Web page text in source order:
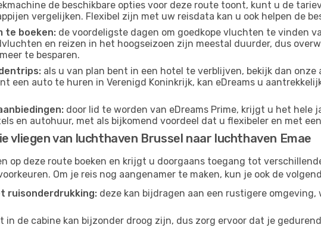
de beschikbare opties voor deze route toont, kunt u de
vergelijken. Flexibel zijn met uw reisdata kan u ook helpen de
te boeken: de voordeligste dagen om goedkope vluchten te vinden
en reizen in het hoogseizoen zijn meestal duurder, dus
te besparen.
als u van plan bent in een hotel te verblijven, bekijk dan
een auto te huren in Verenigd Koninkrijk, kan eDreams u
door lid te worden van eDreams Prime, krijgt u het hele
en autohuur, met als bijkomend voordeel dat u flexibeler en met
vliegen van luchthaven Brussel naar luchthaven Emae
op deze route boeken en krijgt u doorgaans toegang tot
Om je reis nog aangenamer te maken, kun je ook de
ruisonderdrukking: deze kan bijdragen aan een rustigere
in de cabine kan bijzonder droog zijn, dus zorg ervoor dat je